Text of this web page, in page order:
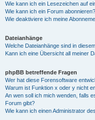
Wie kann ich ein Lesezeichen auf
Wie kann ich ein Forum abonnieren?
Wie deaktiviere ich meine
Dateianhänge
Welche Dateianhänge sind in
Kann ich eine Übersicht all meiner
phpBB betreffende Fragen
Wer hat diese Forensoftware
Warum ist Funktion x oder y nicht
An wen soll ich mich wenden, falls
Forum gibt?
Wie kann ich einen Administrator